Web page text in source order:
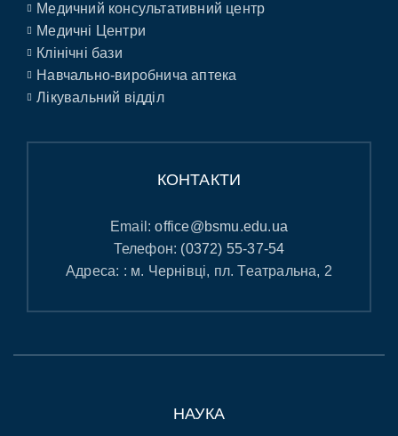
Медичний консультативний центр
Медичні Центри
Клінічні бази
Навчально-виробнича аптека
Лікувальний відділ
КОНТАКТИ
Email:office@bsmu.edu.ua
Телефон: (0372) 55-37-54
Адреса: : м. Чернівці, пл. Театральна, 2
НАУКА